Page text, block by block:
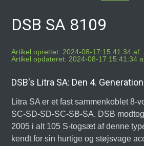
DSB SA 8109
Artikel oprettet: 2024-08-17 15:41:34 af:
Artikel opdateret: 2024-08-17 15:41:34
DSB's Litra SA: Den 4.
Litra SA er et fast sammenkoblet 8-
SC-SD-SD-SC-SB-SA. DSB
2005 i alt 105 S-togsæt af denne
kendt for sin hurtige og støjsvage